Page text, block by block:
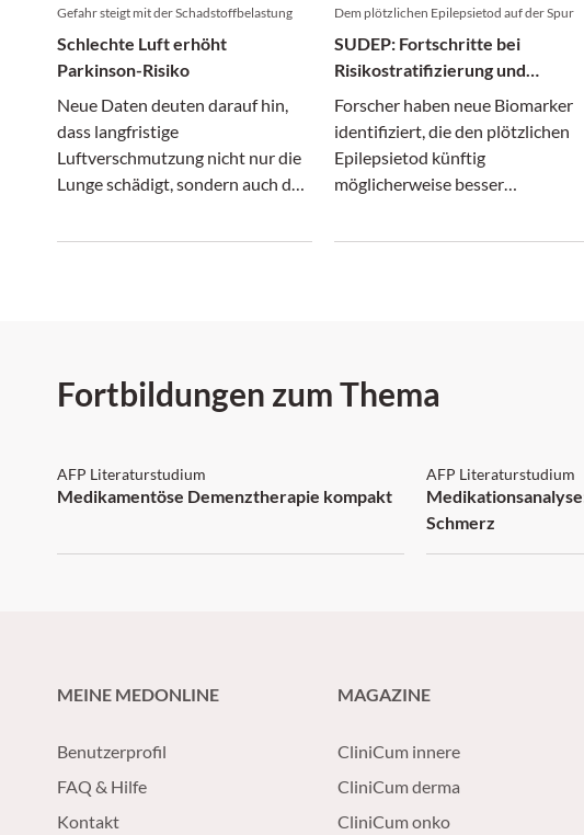
Gefahr steigt mit der Schadstoffbelastung
Schlechte Luft erhöht
Parkinson-Risiko
Neue Daten deuten darauf hin,
dass langfristige
Luftverschmutzung nicht nur die
Lunge schädigt, sondern auch das
Dem plötzlichen Epilepsietod auf der Spur
SUDEP: Fortschritte bei
Risikostratifizierung und
Prävention
Forscher haben neue Biomarker
identifiziert, die den plötzlichen
Epilepsietod künftig
möglicherweise besser
Fortbildungen zum Thema
AFP: 3 Punkte
AFP Literaturstudium
Medikamentöse Demenztherapie kompakt
AFP Literaturstudium
Schmerz
MEINE MEDONLINE
Benutzerprofil
FAQ & Hilfe
Kontakt
MAGAZINE
CliniCum innere
CliniCum derma
CliniCum onko